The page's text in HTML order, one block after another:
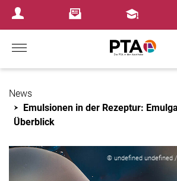
Login MenuNewsletter
Home
News
Emulsionen in der Rezeptur:
Überblick
© undefined undefined